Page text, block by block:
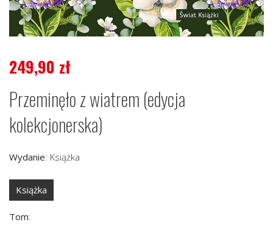
249,90 zł
Przeminęło z wiatrem (edycja
kolekcjonerska)
Wydanie: Książka
Książka
Tom: